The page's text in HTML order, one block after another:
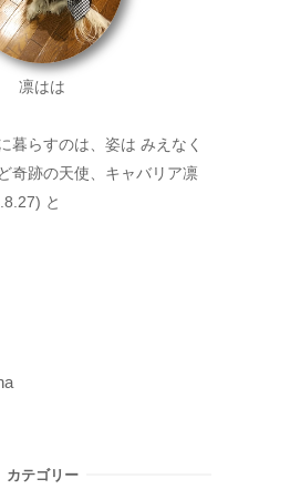
凛はは
暮らすのは、姿は みえなく
奇跡の天使、キャバリア凛
と
カテゴリー